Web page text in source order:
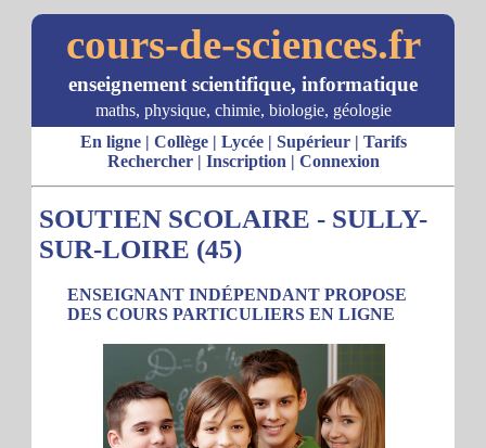
cours-de-sciences.fr
enseignement scientifique, informatique
maths, physique, chimie, biologie, géologie
En ligne| Collège| Lycée| Supérieur| Tarifs
Rechercher| Inscription | Connexion
SOUTIEN SCOLAIRE - SULLY-
SUR-LOIRE (45)
ENSEIGNANT INDÉPENDANT PROPOSE
DES COURS PARTICULIERS EN LIGNE